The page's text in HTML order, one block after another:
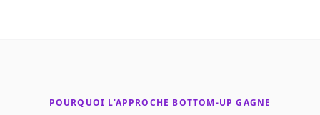
POURQUOI L'APPROCHE BOTTOM-UP GAGNE